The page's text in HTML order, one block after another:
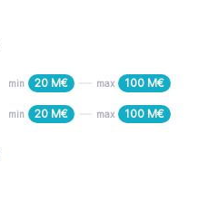
min 20 M€ max 100 M€
min 20 M€ max 100 M€